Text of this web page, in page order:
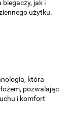
jak i
użytku.
która
pozwalając
i komfort